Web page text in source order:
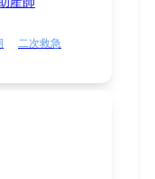
二次救急